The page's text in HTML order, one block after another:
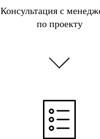
Консультация с
по проекту